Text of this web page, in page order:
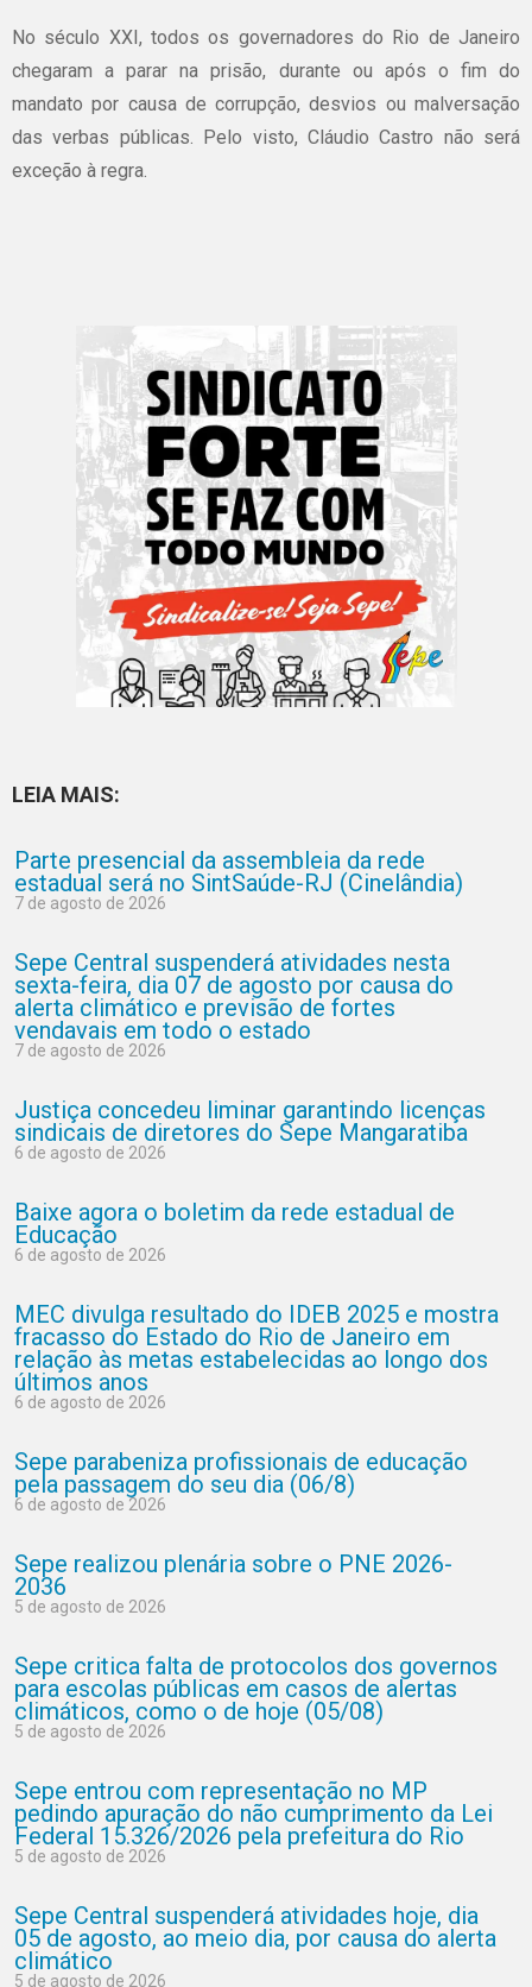
No século XXI, todos os governadores do Rio de Janeiro
chegaram a parar na prisão, durante ou após o fim do
mandato por causa de corrupção, desvios ou malversação
das verbas públicas. Pelo visto, Cláudio Castro não será
exceção à regra.
LEIA MAIS:
Parte presencial da assembleia da rede
estadual será no SintSaúde-RJ (Cinelândia)
7 de agosto de 2026
Sepe Central suspenderá atividades nesta
sexta-feira, dia 07 de agosto por causa do
alerta climático e previsão de fortes
vendavais em todo o estado
7 de agosto de 2026
Justiça concedeu liminar garantindo licenças
sindicais de diretores do Sepe Mangaratiba
6 de agosto de 2026
Baixe agora o boletim da rede estadual de
Educação
6 de agosto de 2026
MEC divulga resultado do IDEB 2025 e mostra
fracasso do Estado do Rio de Janeiro em
relação às metas estabelecidas ao longo dos
últimos anos
6 de agosto de 2026
Sepe parabeniza profissionais de educação
pela passagem do seu dia (06/8)
6 de agosto de 2026
Sepe realizou plenária sobre o PNE 2026-
2036
5 de agosto de 2026
Sepe critica falta de protocolos dos governos
para escolas públicas em casos de alertas
climáticos, como o de hoje (05/08)
5 de agosto de 2026
Sepe entrou com representação no MP
pedindo apuração do não cumprimento da Lei
Federal 15.326/2026 pela prefeitura do Rio
5 de agosto de 2026
Sepe Central suspenderá atividades hoje, dia
05 de agosto, ao meio dia, por causa do alerta
climático
5 de agosto de 2026